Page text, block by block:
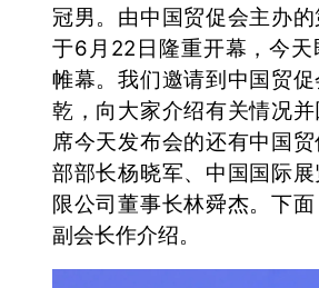
冠男。由中国贸促会主办
于6月22日隆重开幕，今
帷幕。我们邀请到中国贸
乾，向大家介绍有关情况
席今天发布会的还有中国
部部长杨晓军、中国国际
限公司董事长林舜杰。下
副会长作介绍。